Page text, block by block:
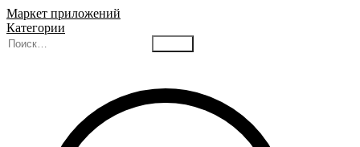
Маркет приложений
Категории